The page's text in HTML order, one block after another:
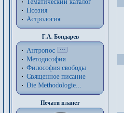
Тематический каталог
Поэзия
Астрология
Г.А. Бондарев
Антропос
Методософия
Философия cвободы
Священное писание
Die Methodologie...
Печати планет